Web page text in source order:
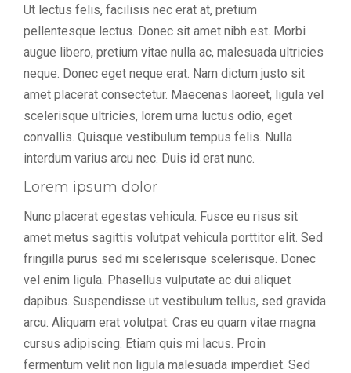
Ut lectus felis, facilisis nec erat at, pretium
pellentesque lectus. Donec sit amet nibh est. Morbi
augue libero, pretium vitae nulla ac, malesuada ultricies
neque. Donec eget neque erat. Nam dictum justo sit
amet placerat consectetur. Maecenas laoreet, ligula vel
scelerisque ultricies, lorem urna luctus odio, eget
convallis. Quisque vestibulum tempus felis. Nulla
interdum varius arcu nec. Duis id erat nunc.
Lorem ipsum dolor
Nunc placerat egestas vehicula. Fusce eu risus sit
amet metus sagittis volutpat vehicula porttitor elit. Sed
fringilla purus sed mi scelerisque scelerisque. Donec
vel enim ligula. Phasellus vulputate ac dui aliquet
dapibus. Suspendisse ut vestibulum tellus, sed gravida
arcu. Aliquam erat volutpat. Cras eu quam vitae magna
cursus adipiscing. Etiam quis mi lacus. Proin
fermentum velit non ligula malesuada imperdiet. Sed